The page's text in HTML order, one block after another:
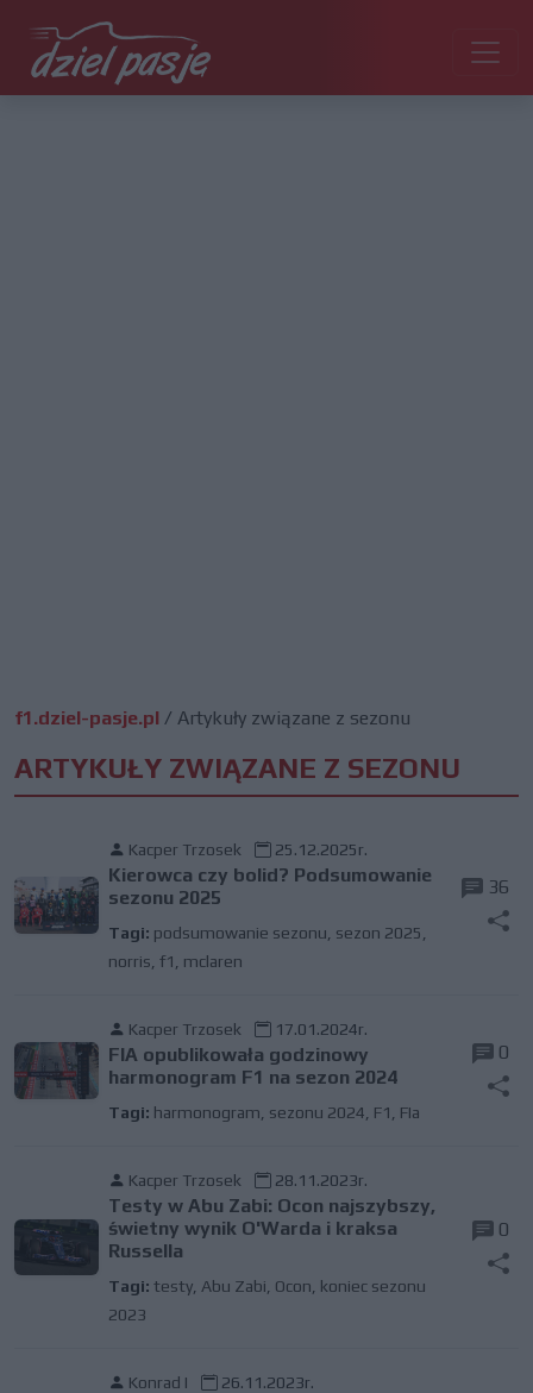
f1.dziel-pasje.pl / Artykuły związane z sezonu
ARTYKUŁY ZWIĄZANE Z SEZONU
Kacper Trzosek 25.12.2025r.
Kierowca czy bolid? Podsumowanie
sezonu 2025
Tagi: podsumowanie sezonu sezon 2025
norris f1 mclaren
36
Kacper Trzosek 17.01.2024r.
FIA opublikowała godzinowy
harmonogram F1 na sezon 2024
Tagi: harmonogram sezonu 2024 F1 FIa
0
Kacper Trzosek 28.11.2023r.
Testy w Abu Zabi: Ocon najszybszy,
świetny wynik O'Warda i kraksa
Russella
Tagi: testy, Abu Zabi Ocon koniec sezonu
2023
0
Konrad I 26.11.2023r.